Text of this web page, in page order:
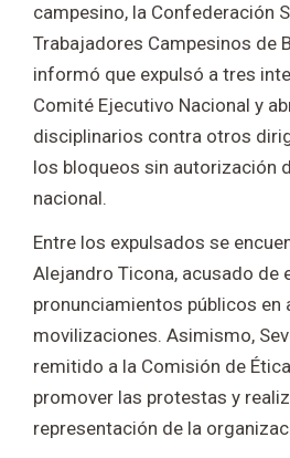
campesino, la Confederación
Trabajadores Campesinos de
informó que expulsó a tres
Comité Ejecutivo Nacional y
disciplinarios contra otros
los bloqueos sin autorización
nacional.
Entre los expulsados se
Alejandro Ticona, acusado de
pronunciamientos públicos en
movilizaciones. Asimismo,
remitido a la Comisión de
promover las protestas y
representación de la